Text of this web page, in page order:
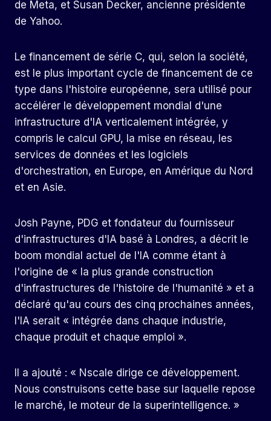
de Meta, et Susan Decker, ancienne présidente
de Yahoo.
Le financement de série C, qui, selon la société,
est le plus important cycle de financement de ce
type dans l'histoire européenne, sera utilisé pour
accélérer le développement mondial d'une
infrastructure d'IA verticalement intégrée, y
compris le calcul GPU, la mise en réseau, les
services de données et les logiciels
d'orchestration, en Europe, en Amérique du Nord
et en Asie.
Josh Payne, PDG et fondateur du fournisseur
d'infrastructures d'IA basé à Londres, a décrit le
boom mondial actuel de l'IA comme étant à
l'origine de « la plus grande construction
d'infrastructures de l'histoire de l'humanité » et a
déclaré qu'au cours des cinq prochaines années,
l'IA serait « intégrée dans chaque industrie,
chaque produit et chaque emploi ».
Il a ajouté : « Nscale dirige ce développement.
Nous construisons cette base sur laquelle repose
le marché, le moteur de la superintelligence. »